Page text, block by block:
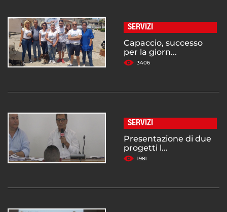
SERVIZI
Capaccio, successo
per la giorn...
3406
SERVIZI
Presentazione di due
progetti l...
1981